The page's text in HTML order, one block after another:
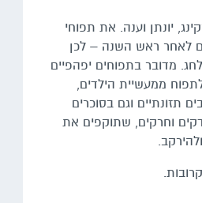
יונתן וענה. את תפוחי
לאחר ראש השנה – לכן
מדובר בתפוחים יפהפיים
ממעשיית הילדים,
תזונתיים וגם בסוכרים
וחרקים, שתוקפים את